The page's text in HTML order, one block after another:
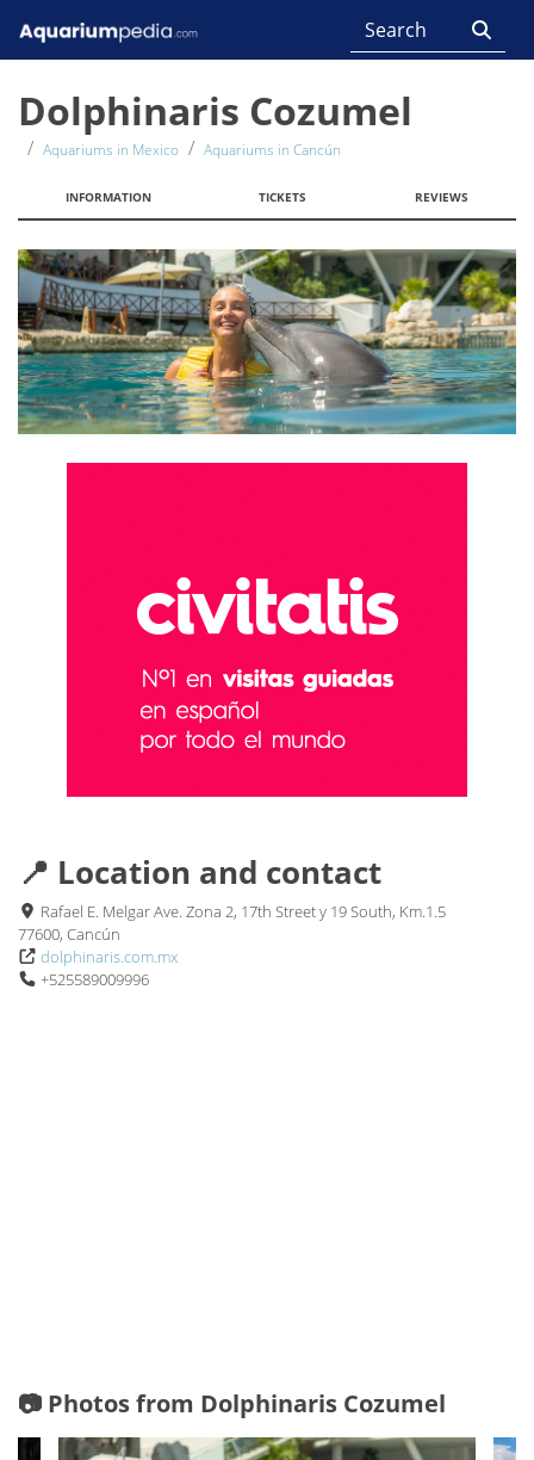
Dolphinaris Cozumel
Aquariums in Mexico Aquariums in Cancún
INFORMATION TICKETS REVIEWS
📍 Location and contact
Rafael E. Melgar Ave. Zona 2, 17th Street y 19 South, Km.1.5
77600, Cancún
dolphinaris.com.mx
+525589009996
📷 Photos from Dolphinaris Cozumel